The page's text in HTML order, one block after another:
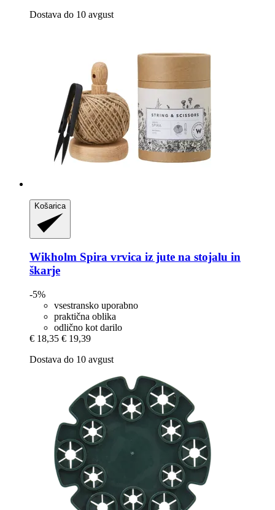
Dostava do 10 avgust
Košarica
Wikholm Spira vrvica iz jute na stojalu in
škarje
-5%
vsestransko uporabno
praktična oblika
odlično kot darilo
€ 18,35 € 19,39
Dostava do 10 avgust